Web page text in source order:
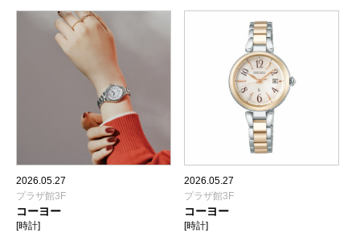
2026.05.27
プラザ館3F
コーヨー
[時計]
2026.05.27
プラザ館3F
コーヨー
[時計]